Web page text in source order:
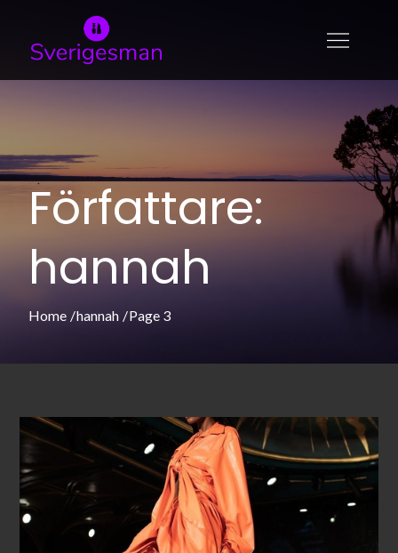
content
sverigesman.se
Allt om skönhet och modeller
Författare:
hannah
Home hannah Page 3